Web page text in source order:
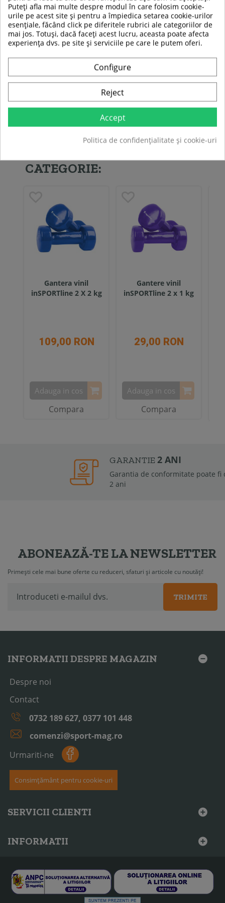
TABEL DE DATE
Tipul de material
Vinil
Forma
Hexagonala
Fiti primul care isi scrie parerea !
CATEGORIE:
Gantera vinil
inSPORTline 2 X 2 kg
109,00 RON
Adauga in cos
Compara
Gantere vinil
inSPORTline 2 x 1 kg
29,00 RON
Adauga in cos
Compara
GARANTIE 2 ANI
Garantia de conformitate poate fi de la 6 luni la
2 ani
ABONEAZĂ-TE LA NEWSLETTER
Primești cele mai bune oferte cu reduceri, sfaturi și articole cu noutăți!
TRIMITE
INFORMATII DESPRE MAGAZIN
Despre noi
Contact
0732 189 627, 0377 101 448
comenzi@sport-mag.ro
Urmariti-ne
Consimțământ pentru cookie-uri
SERVICII CLIENTI
INFORMATII
Puteți afla mai multe despre modul în care folosim cookie-
urile pe acest site și pentru a împiedica setarea cookie-urilor
esențiale, făcând click pe diferitele rubrici ale categoriilor de
mai jos. Totuși, dacă faceți acest lucru, aceasta poate afecta
experiența dvs. pe site și serviciile pe care le putem oferi.
Configure
Reject
Accept
Politica de confidențialitate și cookie-uri